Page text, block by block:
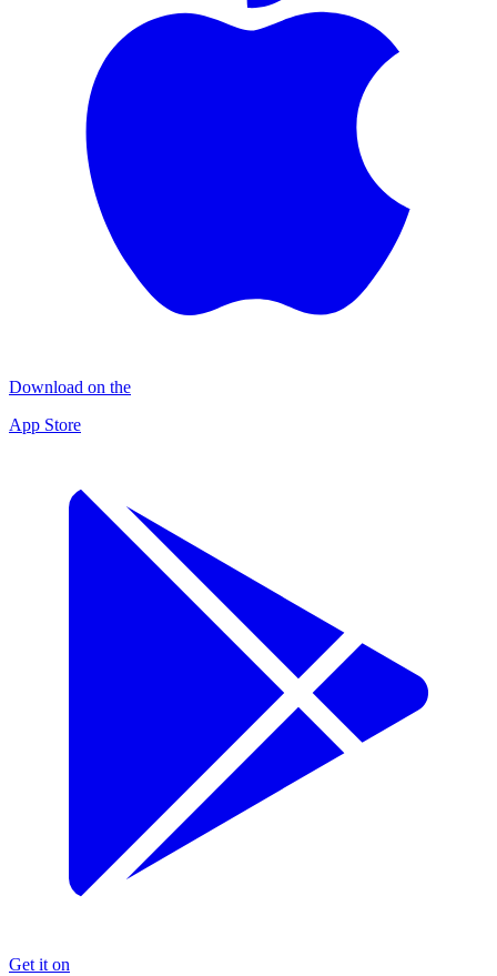
Download on the
App Store
Get it on